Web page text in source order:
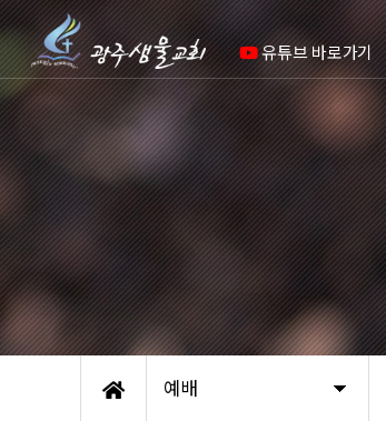
유튜브 바로가기
예배